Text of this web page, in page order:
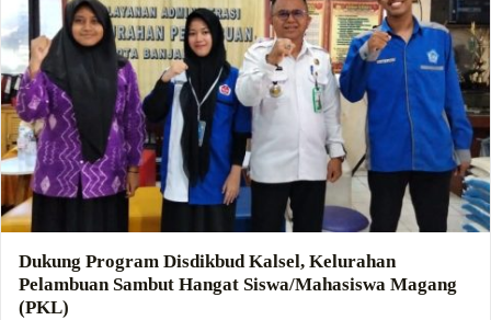
Dukung Program Disdikbud Kalsel, Kelurahan
Pelambuan Sambut Hangat Siswa/Mahasiswa Magang
(PKL)